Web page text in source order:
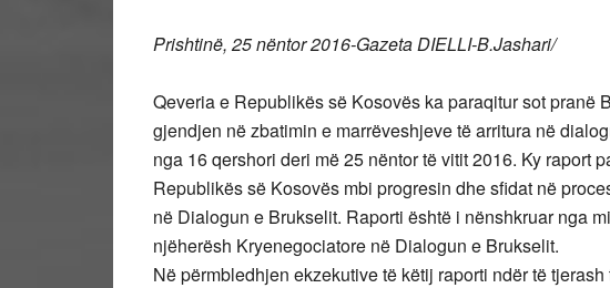
Prishtinë, 25 nëntor 2016-Gazeta DIELLI-B.Jashari/
Qeveria e Republikës së Kosovës ka paraqitur sot pranë
gjendjen në zbatimin e marrëveshjeve të arritura në
nga 16 qershori deri më 25 nëntor të vitit 2016. Ky raport
Republikës së Kosovës mbi progresin dhe sfidat në
në Dialogun e Brukselit. Raporti është i nënshkruar nga
njëherësh Kryenegociatore në Dialogun e Brukselit.
Në përmbledhjen ekzekutive të këtij raporti ndër të